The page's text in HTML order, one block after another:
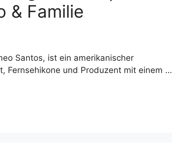
& Familie
Santos, ist ein amerikanischer
Fernsehikone und Produzent mit einem …